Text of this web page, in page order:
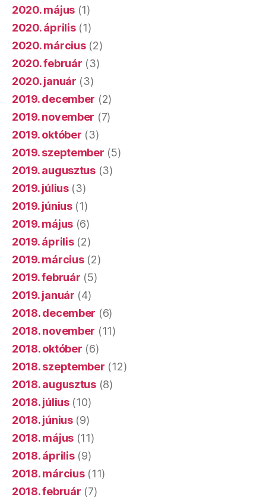
2020. május (1)
2020. április(1)
2020. március(2)
2020. február (3)
2020. január (3)
2019. december (2)
2019. november (7)
2019. október (3)
2019. szeptember (5)
2019. augusztus(3)
2019. július(3)
2019. június(1)
2019. május (6)
2019. április(2)
2019. március(2)
2019. február (5)
2019. január (4)
2018. december (6)
2018. november (11)
2018. október (6)
2018. szeptember (12)
2018. augusztus(8)
2018. július(10)
2018. június(9)
2018. május (11)
2018. április(9)
2018. március(11)
2018. február (7)